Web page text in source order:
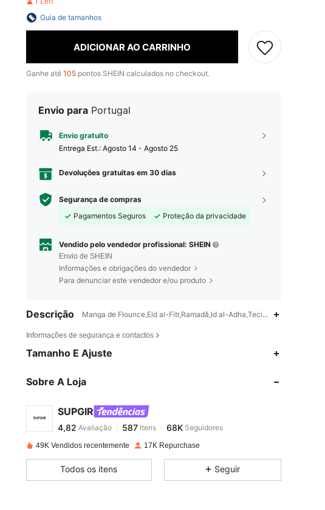
Guia de tamanhos
ADICIONAR AO CARRINHO
Ganhe até 105 pontos SHEIN calculados no checkout.
Envio para Portugal
Envio gratuito
Entrega Est.: Agosto 14 - Agosto 25
Devoluções gratuitas em 30 dias
Segurança de compras
Pagamentos Seguros
Proteção da privacidade
Vendido pelo vendedor profissional: SHEIN
Envio de SHEIN
Informações e obrigações do vendedor
Para denunciar este vendedor e/ou produto
Descrição Manga de Flounce,Eid al-Fitr,Ramadã,Id al-Adha,Tecido
Informações de segurança e contactos
Tamanho E Ajuste
Sobre A Loja
SUPGIR
4,82
4,82
4,82 587 68K
3***7pago1 dia atrás
4,82 587 68K
49K Vendidos recentemente 17K Repurchase
Todos os itens Seguir